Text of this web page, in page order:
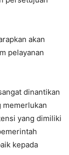
akan
pelayanan
dinantikan
memerlukan
yang dimiliki
kepada